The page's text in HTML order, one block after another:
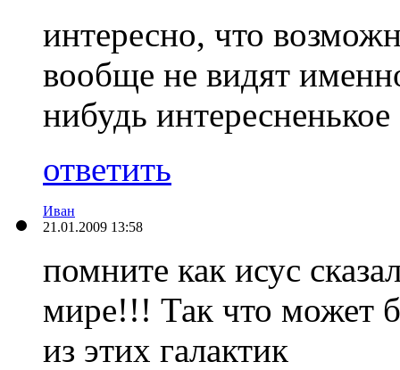
интересно, что
вообще не видят
нибудь интересненькое
ответить
Иван
21.01.2009 13:58
помните как исус
мире!!! Так что может
из этих галактик